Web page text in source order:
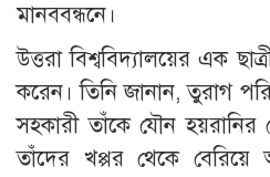
মানববন্ধনে।
উত্তরা বিশ্ববিদ্যালয়ের এক
করেন। তিনি জানান, তুরাগ
সহকারী তাঁকে যৌন হয়রানির
তাঁদের খপ্পর থেকে